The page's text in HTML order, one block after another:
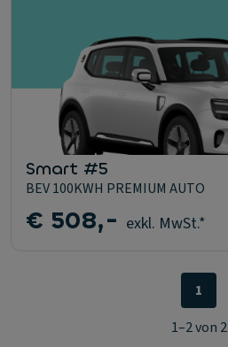
Smart #5
BEV 100KWH PREMIUM AUTO
€ 508,- exkl. MwSt.*
1
1–2 von 2